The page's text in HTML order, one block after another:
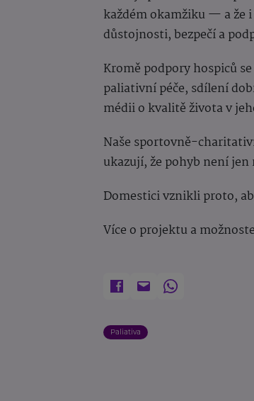
každém okamžiku — a že
důstojnosti, bezpečí a
Kromě podpory hospiců
paliativní péče, sdílení
médii o kvalitě života v
Naše sportovně-
ukazují, že pohyb není
Domestici vznikli proto,
Více o projektu a
Paliativa